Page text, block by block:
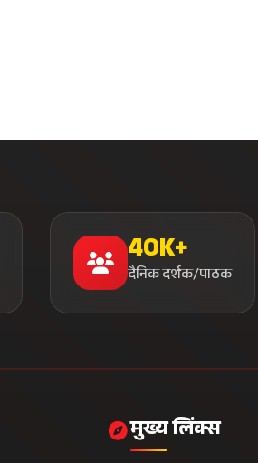
40K+
दैनिक दर्शक/पाठक
मुख्य लिंक्स